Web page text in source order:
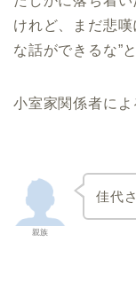
けれど、まだ悲
な話ができるな”
小室家関係者に
親族
佳代